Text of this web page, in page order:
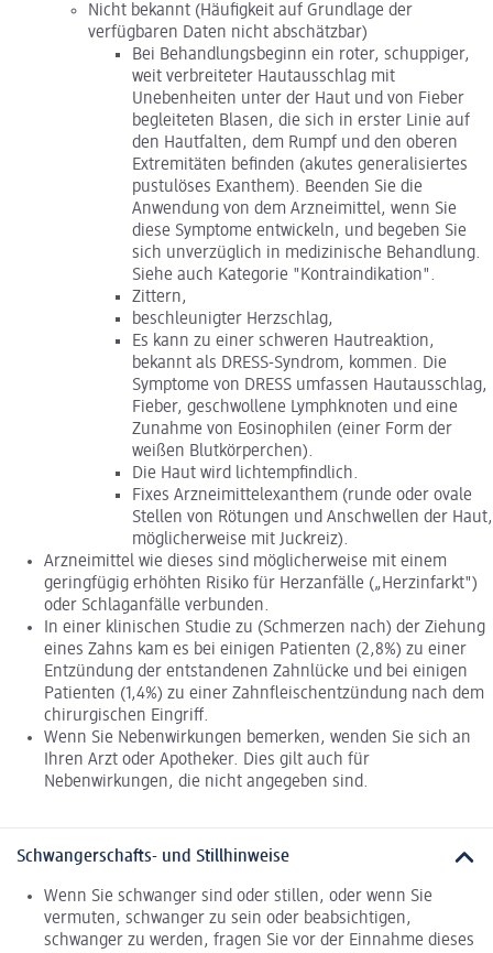
Nicht bekannt (Häufigkeit auf Grundlage der
verfügbaren Daten nicht abschätzbar)
Bei Behandlungsbeginn ein roter, schuppiger,
weit verbreiteter Hautausschlag mit
Unebenheiten unter der Haut und von Fieber
begleiteten Blasen, die sich in erster Linie auf
den Hautfalten, dem Rumpf und den oberen
Extremitäten befinden (akutes generalisiertes
pustulöses Exanthem). Beenden Sie die
Anwendung von dem Arzneimittel, wenn Sie
diese Symptome entwickeln, und begeben Sie
sich unverzüglich in medizinische Behandlung.
Siehe auch Kategorie "Kontraindikation".
Zittern,
beschleunigter Herzschlag,
Es kann zu einer schweren Hautreaktion,
bekannt als DRESS-Syndrom, kommen. Die
Symptome von DRESS umfassen Hautausschlag,
Fieber, geschwollene Lymphknoten und eine
Zunahme von Eosinophilen (einer Form der
weißen Blutkörperchen).
Die Haut wird lichtempfindlich.
Fixes Arzneimittelexanthem (runde oder ovale
Stellen von Rötungen und Anschwellen der Haut,
möglicherweise mit Juckreiz).
Arzneimittel wie dieses sind möglicherweise mit einem
geringfügig erhöhten Risiko für Herzanfälle („Herzinfarkt")
oder Schlaganfälle verbunden.
In einer klinischen Studie zu (Schmerzen nach) der Ziehung
eines Zahns kam es bei einigen Patienten (2,8%) zu einer
Entzündung der entstandenen Zahnlücke und bei einigen
Patienten (1,4%) zu einer Zahnfleischentzündung nach dem
chirurgischen Eingriff.
Wenn Sie Nebenwirkungen bemerken, wenden Sie sich an
Ihren Arzt oder Apotheker. Dies gilt auch für
Nebenwirkungen, die nicht angegeben sind.
Schwangerschafts- und Stillhinweise
Wenn Sie schwanger sind oder stillen, oder wenn Sie
vermuten, schwanger zu sein oder beabsichtigen,
schwanger zu werden, fragen Sie vor der Einnahme dieses